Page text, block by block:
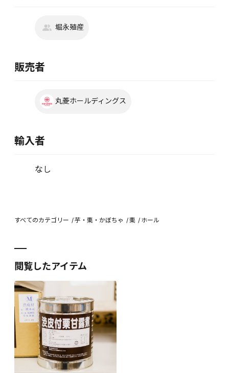
堀永殖産
販売者
丸菱ホールディングス
輸入者
なし
すべてのカテゴリー 芋・栗・かぼちゃ 栗 ホール
閲覧したアイテム